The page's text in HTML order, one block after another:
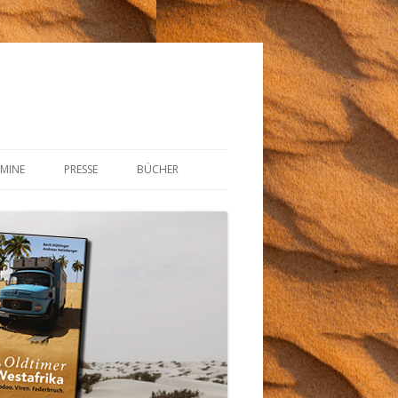
REIFEN VON REIFEN SIMMEL
WOHNMOBIL-BATTERIE
MÜCKENSCHUTZ FÜR AFRIKA
DIY MARKISE FÜR WOHNMOBIL
USB-STIRNLAMPE VON
GEARFORCACHER
PRESSE BÜCHER